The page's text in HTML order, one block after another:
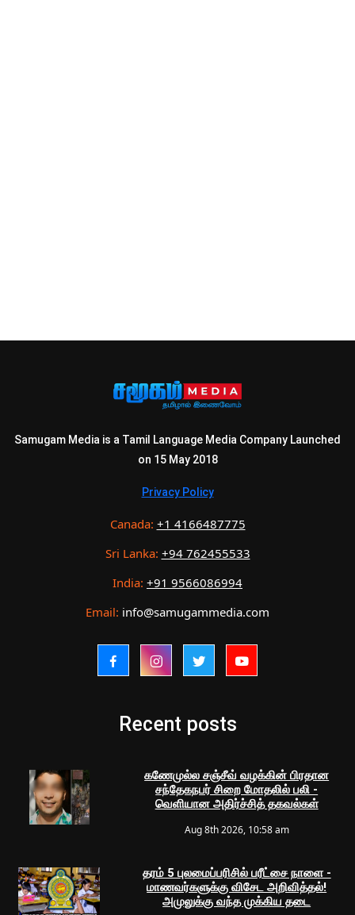
Samugam Media is a Tamil Language Media Company Launched
on 15 May 2018
Privacy Policy
Canada: +1 4166487775
Sri Lanka: +94 762455533
India: +91 9566086994
Email: info@samugammedia.com
Recent posts
கணேமுல்ல சஞ்சீவ் வழக்கின் பிரதான
சந்தேகநபர் சிறை மோதலில் பலி -
வெளியான அதிர்ச்சித் தகவல்கள்
Aug 8th 2026, 10:58 am
தரம் 5 புலமைப்பரிசில் பரீட்சை நாளை -
மாணவர்களுக்கு விசேட அறிவித்தல்!
அமுலுக்கு வந்த முக்கிய தடை